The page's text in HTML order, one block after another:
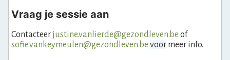
Vraag je sessie aan
Contacteerjustine.vanlierde@gezondleven.be of
sofie.vankeymeulen@gezondleven.be voor meer info.